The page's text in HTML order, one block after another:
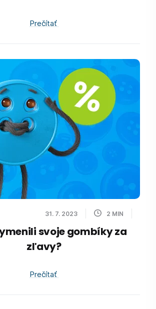
Prečítať
31. 7. 2023 2 MIN
svoje gombíky za
zľavy?
Prečítať